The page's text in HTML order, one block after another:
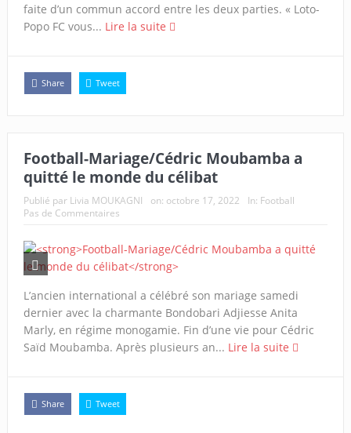
faite d’un commun accord entre les deux parties. « Loto-
Popo FC vous... Lire la suite
Share Tweet
Football-Mariage/Cédric Moubamba a
quitté le monde du célibat
Publié par Livia MOUKAGNI on: octobre 17, 2022 In: Football
Pas de Commentaires
L’ancien international a célébré son mariage samedi
dernier avec la charmante Bondobari Adjiesse Anita
Marly, en régime monogamie. Fin d’une vie pour Cédric
Saïd Moubamba. Après plusieurs an... Lire la suite
Share Tweet